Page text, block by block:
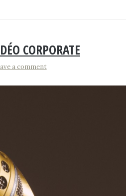
CORPORATE
a comment